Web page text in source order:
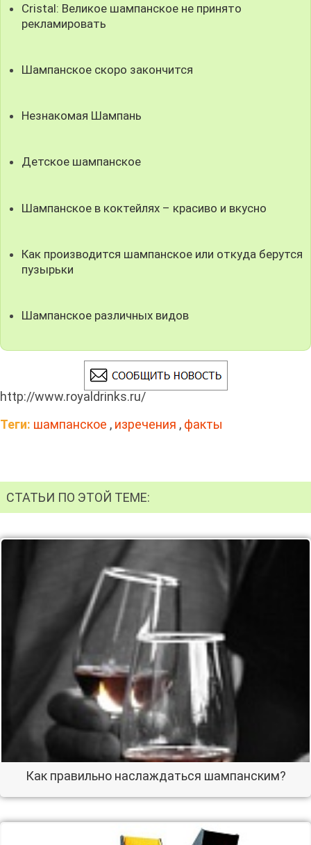
Cristal: Великое шампанское не принято
рекламировать
Шампанское скоро закончится
Незнакомая Шампань
Детское шампанское
Шампанское в коктейлях – красиво и вкусно
Как производится шампанское или откуда берутся
пузырьки
Шампанское различных видов
http://www.royaldrinks.ru/
Теги: шампанское , изречения , факты
СТАТЬИ ПО ЭТОЙ ТЕМЕ:
Как правильно наслаждаться шампанским?